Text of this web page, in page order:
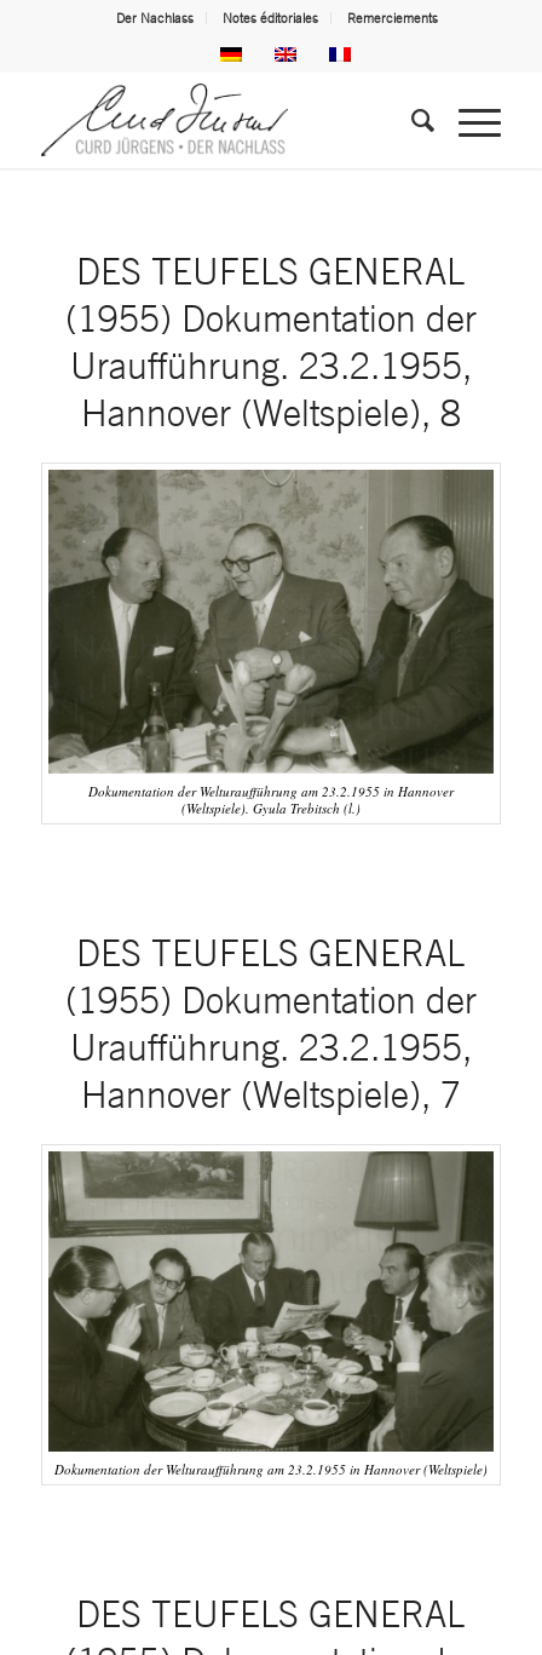
Der Nachlass Notes éditoriales Remerciements
DES TEUFELS GENERAL
(1955) Dokumentation der
Uraufführung. 23.2.1955,
Hannover (Weltspiele), 8
Dokumentation der Welturaufführung am 23.2.1955 in Hannover
(Weltspiele). Gyula Trebitsch (l.)
DES TEUFELS GENERAL
(1955) Dokumentation der
Uraufführung. 23.2.1955,
Hannover (Weltspiele), 7
Dokumentation der Welturaufführung am 23.2.1955 in Hannover (Weltspiele)
DES TEUFELS GENERAL